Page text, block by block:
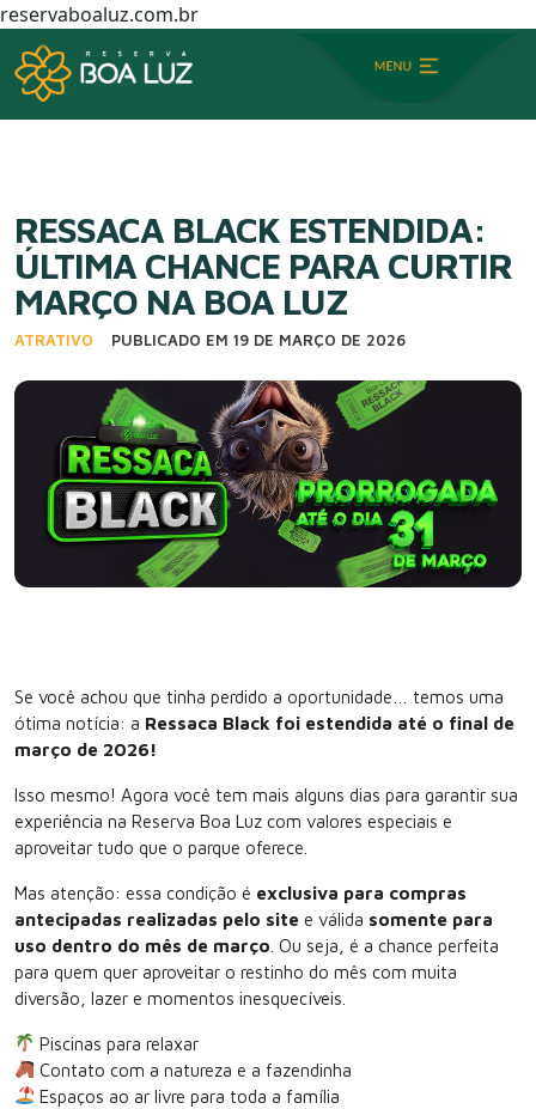
reservaboaluz.com.br
RESSACA BLACK ESTENDIDA:
ÚLTIMA CHANCE PARA CURTIR
MARÇO NA BOA LUZ
ATRATIVO PUBLICADO EM 19 DE MARÇO DE 2026
Se você achou que tinha perdido a oportunidade… temos uma
ótima notícia: a Ressaca Black foi estendida até o final de
março de 2026!
Isso mesmo! Agora você tem mais alguns dias para garantir sua
experiência na Reserva Boa Luz com valores especiais e
aproveitar tudo que o parque oferece.
Mas atenção: essa condição é exclusiva para compras
antecipadas realizadas pelo site e válida somente para
uso dentro do mês de março . Ou seja, é a chance perfeita
para quem quer aproveitar o restinho do mês com muita
diversão, lazer e momentos inesquecíveis.
Piscinas para relaxar
Contato com a natureza e a fazendinha
Espaços ao ar livre para toda a família